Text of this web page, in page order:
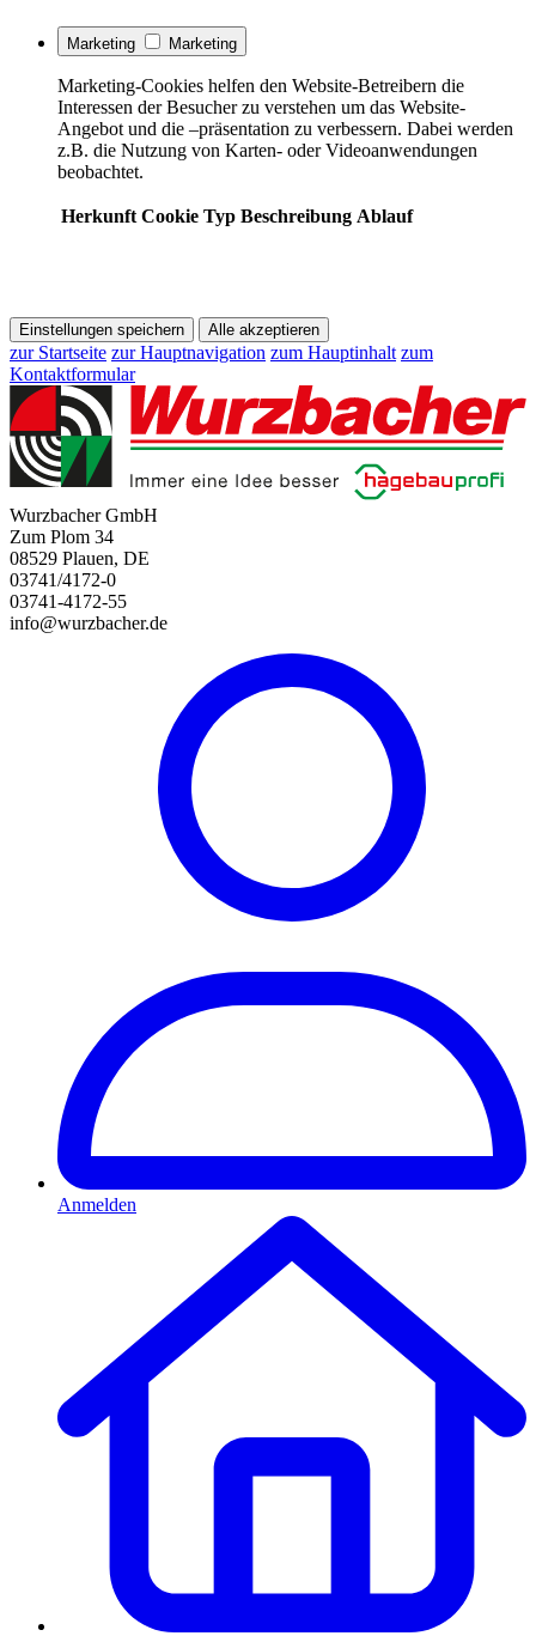
Marketing Marketing
Marketing-Cookies helfen den Website-Betreibern die
Interessen der Besucher zu verstehen um das Website-
Angebot und die –präsentation zu verbessern. Dabei werden
z.B. die Nutzung von Karten- oder Videoanwendungen
beobachtet.
Herkunft Cookie Typ Beschreibung Ablauf
Einstellungen speichern Alle akzeptieren
zur Startseite zur Hauptnavigation zum Hauptinhalt zum
Kontaktformular
Wurzbacher GmbH
Zum Plom 34
08529 Plauen, DE
03741/4172-0
03741-4172-55
info@wurzbacher.de
Anmelden